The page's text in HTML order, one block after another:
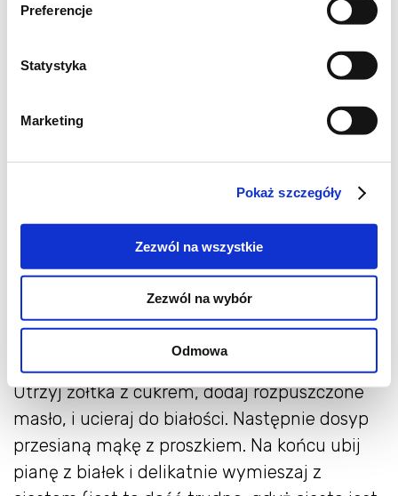
Preferencje
Statystyka
Marketing
Pokaż szczegóły
Zezwól na wszystkie
Zezwól na wybór
Odmowa
25 dag maku
rodzynki, skórka pomarańczowa
aromat pomarańczowy lub migdałowy
Przygotowanie ciasta:
Oddziel żółtka od białek, masło rozpuść.
Utrzyj żółtka z cukrem, dodaj rozpuszczone
masło, i ucieraj do białości. Następnie dosyp
przesianą mąkę z proszkiem. Na końcu ubij
pianę z białek i delikatnie wymieszaj z